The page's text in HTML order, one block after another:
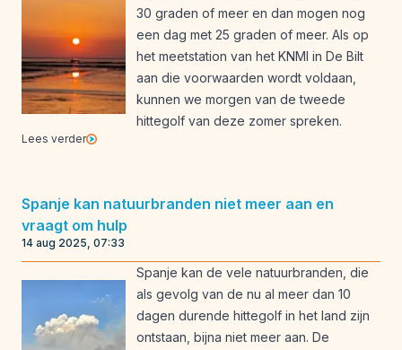
30 graden of meer en dan mogen nog
een dag met 25 graden of meer. Als op
het meetstation van het KNMI in De Bilt
aan die voorwaarden wordt voldaan,
kunnen we morgen van de tweede
hittegolf van deze zomer spreken.
Lees verder
Spanje kan natuurbranden niet meer aan en
vraagt om hulp
14 aug 2025, 07:33
Spanje kan de vele natuurbranden, die
als gevolg van de nu al meer dan 10
dagen durende hittegolf in het land zijn
ontstaan, bijna niet meer aan. De